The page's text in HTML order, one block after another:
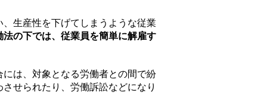
生産性を下げてしまうような従業
法の下では、従業員を簡単に解雇す
は、対象となる労働者との間で紛
せられたり、労働訴訟などになり